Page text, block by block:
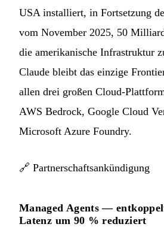
USA installiert, in Fortsetzung
vom November 2025, 50
die amerikanische Infrastruktur
Claude bleibt das einzige
allen drei großen Cloud-
AWS Bedrock, Google Cloud
Microsoft Azure Foundry.
🔗 Partnerschaftsankündigung
Managed Agents —
Latenz um 90 % reduziert